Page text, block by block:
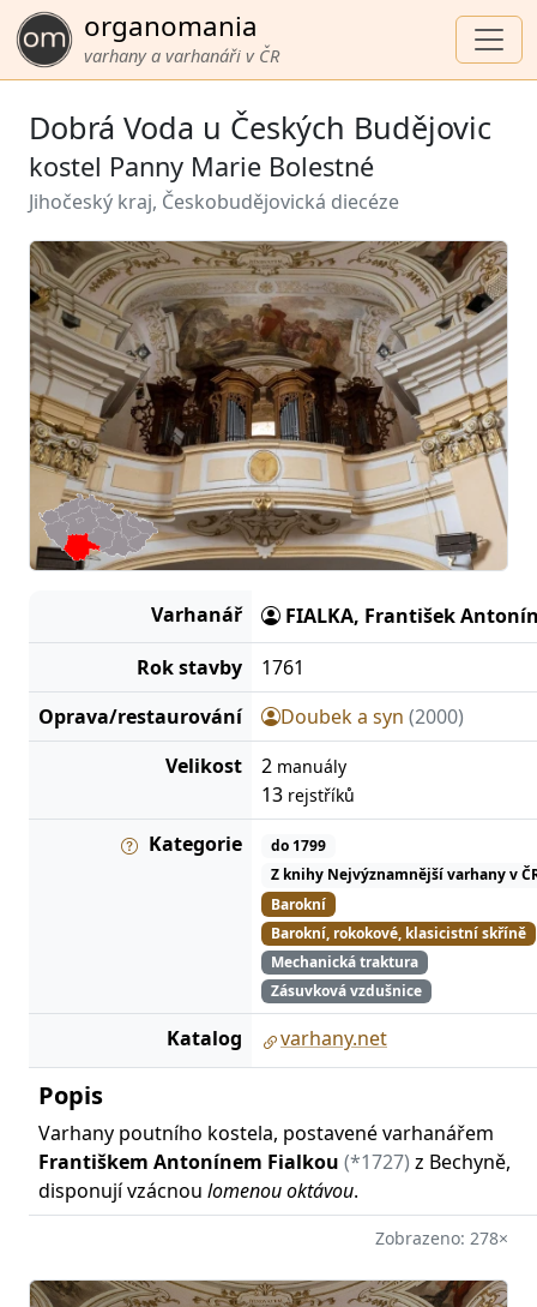
organomania
varhany a varhanáři v ČR
Dobrá Voda u Českých Budějovic
kostel Panny Marie Bolestné
Jihočeský kraj, Českobudějovická diecéze
Varhanář
FIALKA, František
Rok stavby
1761
Oprava/restaurování
Doubek a syn (2000)
Velikost
2 manuály
13 rejstříků
Kategorie
do 1799
Z knihy Nejvýznamnější varhany v
Barokní
Barokní, rokokové, klasicistní skříně
Mechanická traktura
Zásuvková vzdušnice
Katalog varhany.net
Popis
Varhany poutního kostela, postavené varhanářem
Františkem Antonínem Fialkou (*1727) z Bechyně,
disponují vzácnou lomenou oktávou.
Zobrazeno: 278×